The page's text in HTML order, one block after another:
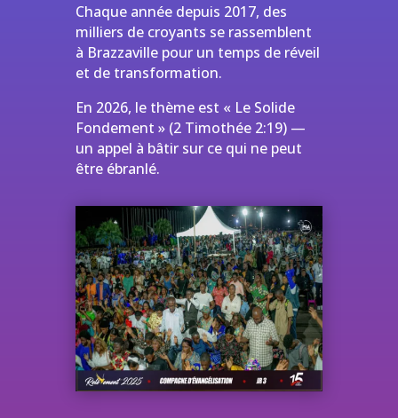
Chaque année depuis 2017, des
milliers de croyants se rassemblent
à Brazzaville pour un temps de réveil
et de transformation.
En 2026, le thème est « Le Solide
Fondement » (2 Timothée 2:19) —
un appel à bâtir sur ce qui ne peut
être ébranlé.